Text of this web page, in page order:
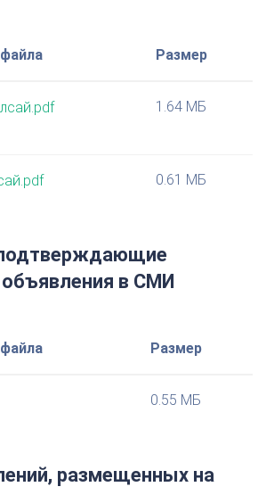
Размер
1.64 МБ
0.61 МБ
в СМИ
Размер
0.55 МБ
размещенных на